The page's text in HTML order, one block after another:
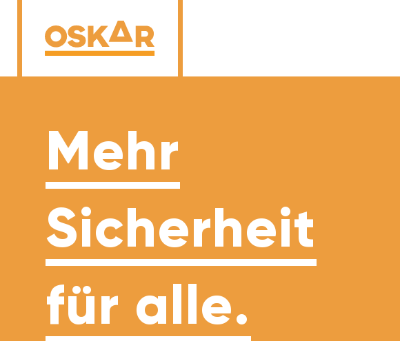
Mehr
Sicherheit
für alle.